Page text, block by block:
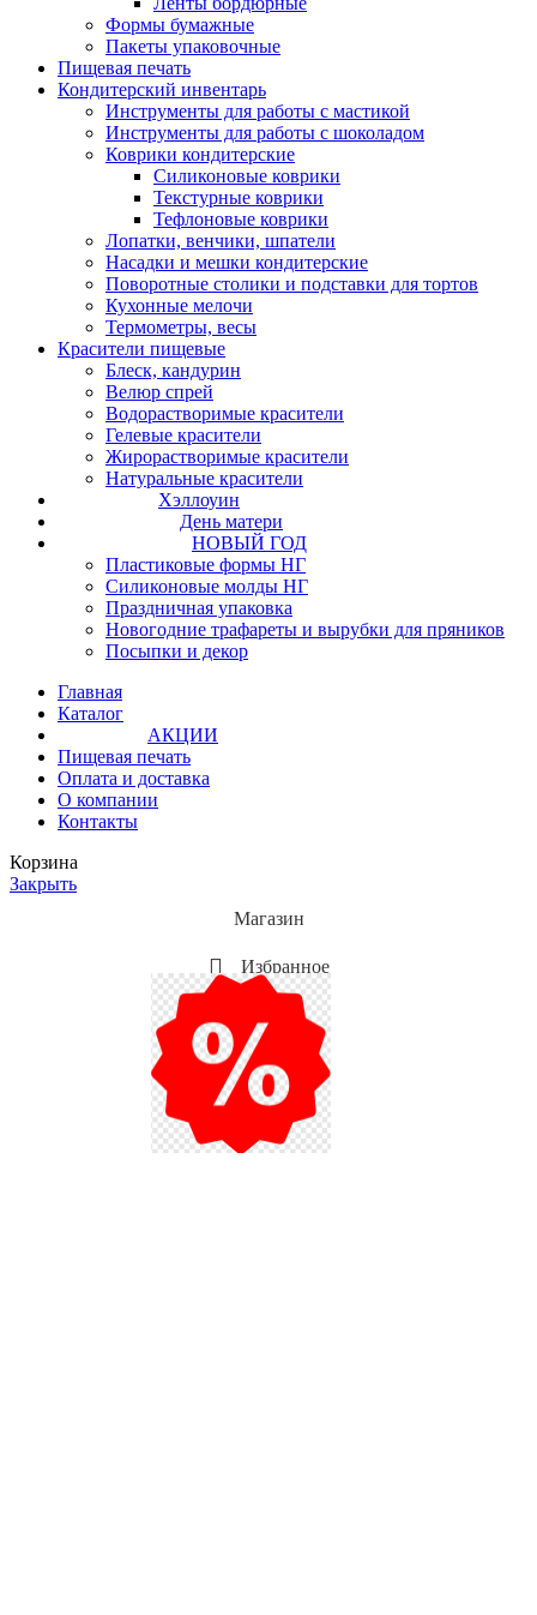
Формы бумажные
Пакеты упаковочные
Пищевая печать
Кондитерский инвентарь
Инструменты для работы с мастикой
Инструменты для работы с шоколадом
Коврики кондитерские
Силиконовые коврики
Текстурные коврики
Тефлоновые коврики
Лопатки, венчики, шпатели
Насадки и мешки кондитерские
Поворотные столики и подставки для тортов
Кухонные мелочи
Термометры, весы
Красители пищевые
Блеск, кандурин
Велюр спрей
Водорастворимые красители
Гелевые красители
Жирорастворимые красители
Натуральные красители
Хэллоуин
День матери
НОВЫЙ ГОД
Пластиковые формы НГ
Силиконовые молды НГ
Праздничная упаковка
Новогодние трафареты и вырубки для пряников
Посыпки и декор
Главная
Каталог
АКЦИИ
Пищевая печать
Оплата и доставка
О компании
Контакты
Корзина
Закрыть
Магазин
Избранное
Мой аккаунт
Акции